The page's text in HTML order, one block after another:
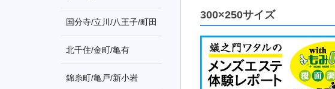
300×250サイズ
国分寺/立川/八王子/町田
北千住/金町/亀有
錦糸町/亀戸/新小岩